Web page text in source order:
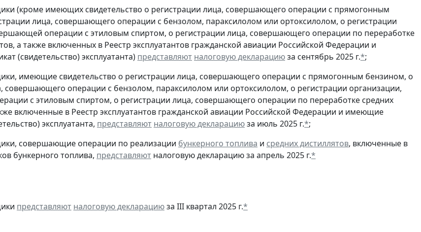
(кроме имеющих свидетельство о регистрации лица, совершающего операции с прямогонным
лица, совершающего операции с бензолом, параксилолом или ортоксилолом, о регистрации
операции с этиловым спиртом, о регистрации лица, совершающего операции по переработке
а также включенных в Реестр эксплуатантов гражданской авиации Российской Федерации и
(свидетельство) эксплуатанта) представляют налоговую декларациюза сентябрь 2025 г.*;
имеющие свидетельство о регистрации лица, совершающего операции с прямогонным бензином, о
совершающего операции с бензолом, параксилолом или ортоксилолом, о регистрации организации,
с этиловым спиртом, о регистрации лица, совершающего операции по переработке средних
включенные в Реестр эксплуатантов гражданской авиации Российской Федерации и имеющие
эксплуатанта, представляют налоговую декларациюза июль 2025 г.*;
совершающие операции по реализации бункерного топлива и средних дистиллятов, включенные в
бункерного топлива, представляют налоговую декларацию за апрель 2025 г.*
представляют налоговую декларациюза III квартал 2025 г.*